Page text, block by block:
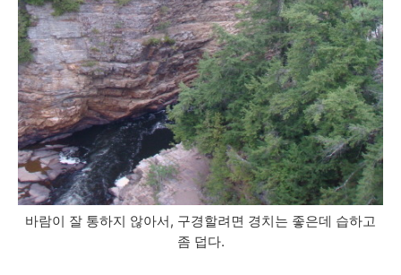
바람이 잘 통하지 않아서, 구경할려면 경치는 좋은데 습하고
좀 덥다.